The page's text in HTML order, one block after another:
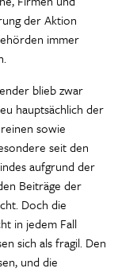
der Aktion
immer
blieb zwar
hauptsächlich der
sowie
seit den
aufgrund der
Beiträge der
Doch die
in jedem Fall
sich als fragil. Den
und die